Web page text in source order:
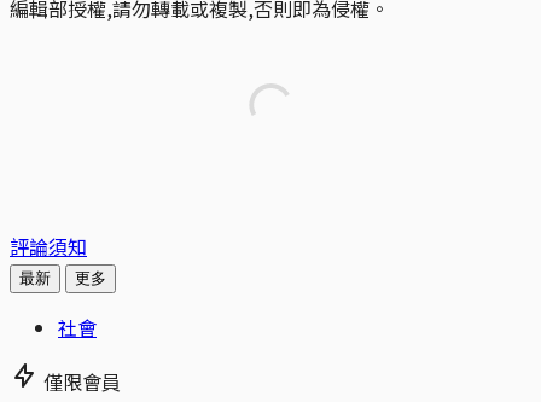
編輯部授權,請勿轉載或複製,否則即為侵權。
評論須知
最新 更多
社會
僅限會員